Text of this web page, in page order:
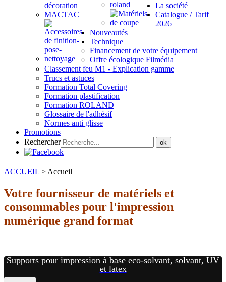
La société
Catalogue / Tarif
2026
Nouveautés
Technique
Financement de votre équipement
Offre écologique Filmédia
Classement feu M1 - Explication gamme
Trucs et astuces
Formation Total Covering
Formation plastification
Formation ROLAND
Glossaire de l'adhésif
Normes anti glisse
Promotions
Rechercher
ok
ACCUEIL > Accueil
Votre fournisseur de matériels et
consommables pour l'impression
numérique grand format
Supports pour impression à base eco-solvant, solvant, UV
et latex